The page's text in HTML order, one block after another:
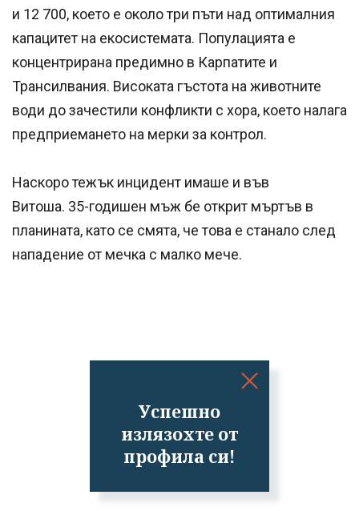
Успешно
излязохте от
профила си!
и 12 700, което е около три пъти над оптималния
капацитет на екосистемата. Популацията е
концентрирана предимно в Карпатите и
Трансилвания. Високата гъстота на животните
води до зачестили конфликти с хора, което налага
предприемането на мерки за контрол.
Наскоро тежък инцидент имаше и във
Витоша. 35-годишен мъж бе открит мъртъв в
планината, като се смята, че това е станало след
нападение от мечка с малко мече.